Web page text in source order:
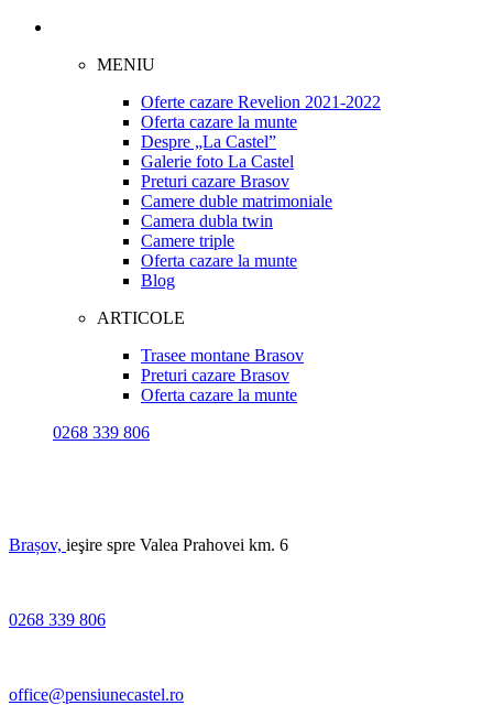
MENIU
Oferte cazare Revelion 2021-2022
Oferta cazare la munte
Despre „La Castel”
Galerie foto La Castel
Preturi cazare Brasov
Camere duble matrimoniale
Camera dubla twin
Camere triple
Oferta cazare la munte
Blog
ARTICOLE
Trasee montane Brasov
Preturi cazare Brasov
Oferta cazare la munte
0268 339 806
Brașov, ieşire spre Valea Prahovei km. 6
0268 339 806
office@pensiunecastel.ro